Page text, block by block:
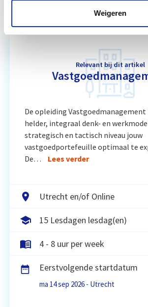
Weigeren
Relevant bij dit artikel
De opleiding Vastgoedmanagement
helder, integraal denk- en
strategisch en tactisch niveau jouw
vastgoedportefeuille optimaal te
De…
Lees verder
Utrecht en/of Online
15 Lesdagen lesdag(en)
4 - 8 uur per week
Eerstvolgende startdatum
ma 14 sep 2026 - Utrecht